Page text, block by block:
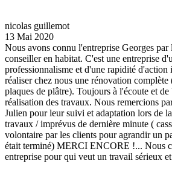
nicolas guillemot
13 Mai 2020
Nous avons connu l'entreprise Georges
conseiller en habitat. C'est une entreprise
professionnalisme et d'une rapidité
réaliser chez nous une rénovation
plaques de plâtre). Toujours à l'écoute et
réalisation des travaux. Nous remercions
Julien pour leur suivi et adaptation lors de
travaux / imprévus de dernière minute (
volontaire par les clients pour agrandir un
était terminé) MERCI ENCORE !... Nous
entreprise pour qui veut un travail sérieux